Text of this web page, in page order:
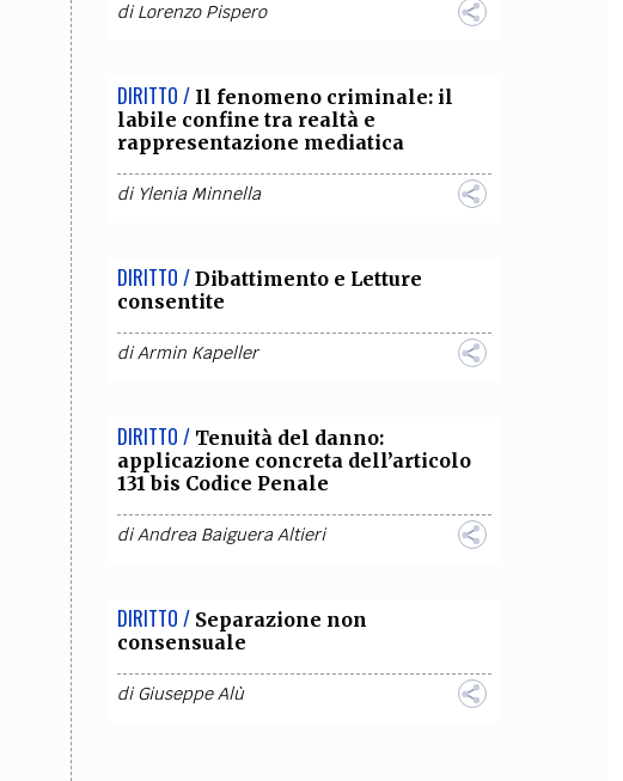
diLorenzo Pispero
DIRITTO / Il fenomeno criminale: il
labile confine tra realtà e
rappresentazione mediatica
di Ylenia Minnella
DIRITTO / Dibattimento e Letture
consentite
diArmin Kapeller
DIRITTO / Tenuità del danno:
applicazione concreta dell’articolo
131 bis Codice Penale
diAndrea Baiguera Altieri
DIRITTO / Separazione non
consensuale
diGiuseppe Alù